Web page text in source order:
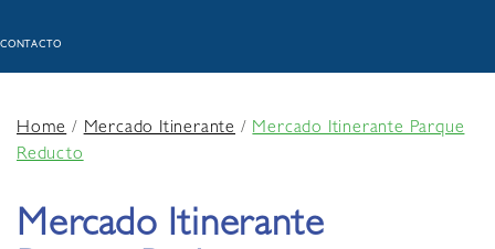
CONTACTO
Home/Mercado Itinerante /Mercado Itinerante Parque
Reducto
Mercado Itinerante